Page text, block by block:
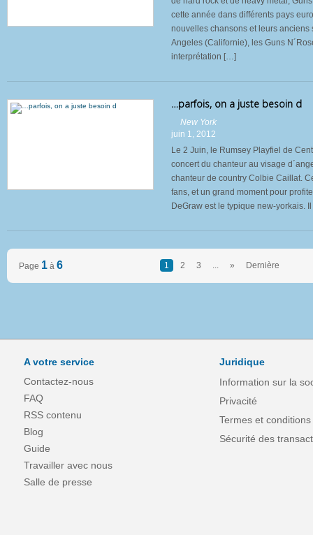
cette année dans différents pays
nouvelles chansons et leurs anciens
Angeles (Californie), les Guns
interprétation […]
…parfois, on a juste besoin d
New York
juin 1, 2012
Le 2 Juin, le Rumsey Playfiel de
concert du chanteur au visage
chanteur de country Colbie Caillat.
fans, et un grand moment pour
DeGraw est le typique new-yorkais.
Page 1 à 6 1 2 3 ... » Dernière
A votre service
Contactez-nous
FAQ
RSS contenu
Blog
Guide
Travailler avec nous
Salle de presse
Juridique
Information sur la
Privacité
Termes et conditions
Sécurité des